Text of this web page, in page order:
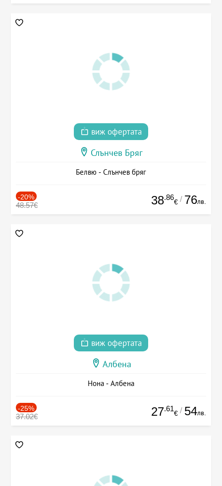
виж офертата
Слънчев Бряг
Белвю - Слънчев бряг
-20%
48.57€ 38.86
€ / 76лв.
виж офертата
Албена
Нона - Албена
-25%
37.02€ 27.61
€ / 54лв.